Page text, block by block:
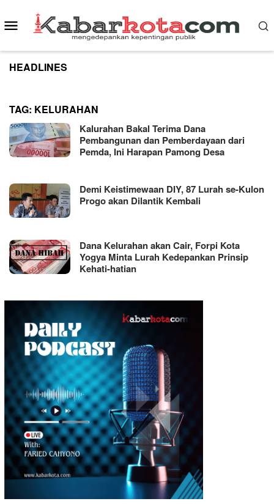
to
content
Mobile
Menu
HEADLINES
TAG: KELURAHAN
Kalurahan Bakal Terima Dana
Pembangunan dan Pemberdayaan dari
Pemda, Ini Harapan Pamong Desa
Demi Keistimewaan DIY, 87 Lurah se-Kulon
Progo akan Dilantik Kembali
Dana Kelurahan akan Cair, Forpi Kota
Yogya Minta Lurah Kedepankan Prinsip
Kehati-hatian